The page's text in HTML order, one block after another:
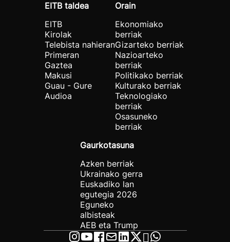
EITB taldea
EITB
Kirolak
Telebista nahieran
Primeran
Gaztea
Makusi
Guau - Gure
Audioa
Orain
Ekonomiako
berriak
Gizarteko berriak
Nazioarteko
berriak
Politikako berriak
Kulturako berriak
Teknologiako
berriak
Osasuneko
berriak
Gaurkotasuna
Azken berriak
Ukrainako gerra
Euskadiko lan
egutegia 2026
Eguneko
albisteak
AEB eta Trump